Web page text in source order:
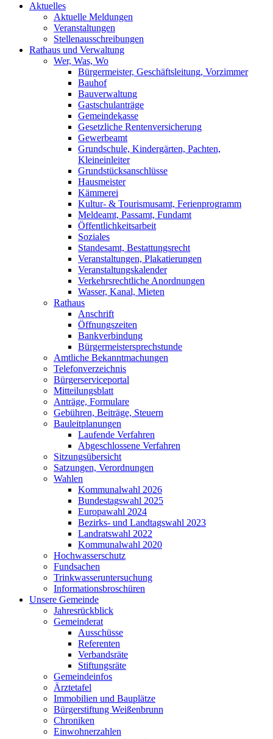
Aktuelles
Aktuelle Meldungen
Veranstaltungen
Stellenausschreibungen
Rathaus und Verwaltung
Wer, Was, Wo
Bürgermeister, Geschäftsleitung, Vorzimmer
Bauhof
Bauverwaltung
Gastschulanträge
Gemeindekasse
Gesetzliche Rentenversicherung
Gewerbeamt
Grundschule, Kindergärten, Pachten,
Kleineinleiter
Grundstücksanschlüsse
Hausmeister
Kämmerei
Kultur- & Tourismusamt, Ferienprogramm
Meldeamt, Passamt, Fundamt
Öffentlichkeitsarbeit
Soziales
Standesamt, Bestattungsrecht
Veranstaltungen, Plakatierungen
Veranstaltungskalender
Verkehrsrechtliche Anordnungen
Wasser, Kanal, Mieten
Rathaus
Anschrift
Öffnungszeiten
Bankverbindung
Bürgermeistersprechstunde
Amtliche Bekanntmachungen
Telefonverzeichnis
Bürgerserviceportal
Mitteilungsblatt
Anträge, Formulare
Gebühren, Beiträge, Steuern
Bauleitplanungen
Laufende Verfahren
Abgeschlossene Verfahren
Sitzungsübersicht
Satzungen, Verordnungen
Wahlen
Kommunalwahl 2026
Bundestagswahl 2025
Europawahl 2024
Bezirks- und Landtagswahl 2023
Landratswahl 2022
Kommunalwahl 2020
Hochwasserschutz
Fundsachen
Trinkwasseruntersuchung
Informationsbroschüren
Unsere Gemeinde
Jahresrückblick
Gemeinderat
Ausschüsse
Referenten
Verbandsräte
Stiftungsräte
Gemeindeinfos
Ärztetafel
Immobilien und Bauplätze
Bürgerstiftung Weißenbrunn
Chroniken
Einwohnerzahlen